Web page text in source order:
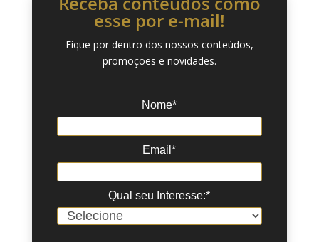
esse por e-mail!
Fique por dentro dos nossos conteúdos,
promoções e novidades.
Nome*
Email*
Qual seu Interesse:*